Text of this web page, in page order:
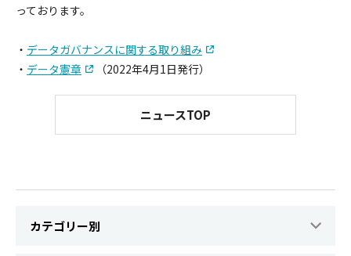
っております。
・ データガバナンスに関する取り組み
・ データ憲章 （2022年4月1日発行）
ニュースTOP